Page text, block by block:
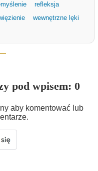
refleksja
wewnętrzne lęki
pod wpisem: 0
aby komentować lub